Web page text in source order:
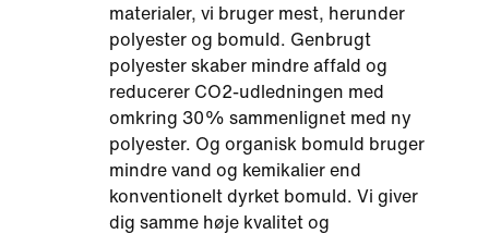
materialer, vi bruger mest, herunder
polyester og bomuld. Genbrugt
polyester skaber mindre affald og
reducerer CO2-udledningen med
omkring 30% sammenlignet med ny
polyester. Og organisk bomuld bruger
mindre vand og kemikalier end
konventionelt dyrket bomuld. Vi giver
dig samme høje kvalitet og